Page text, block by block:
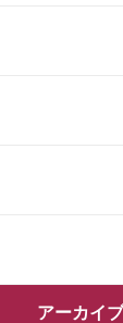
アーカイブ